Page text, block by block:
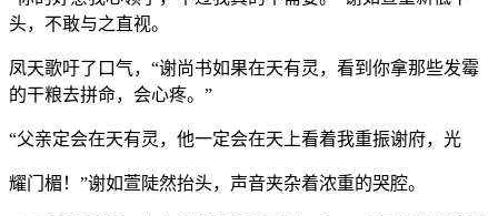
头，不敢与之直视。
凤天歌吁了口气，“谢尚书如果在天有灵，看到你拿那些发霉
的干粮去拼命，会心疼。”
“父亲定会在天有灵，他一定会在天上看着我重振谢府，光
耀门楣！”谢如萱陡然抬头，声音夹杂着浓重的哭腔。